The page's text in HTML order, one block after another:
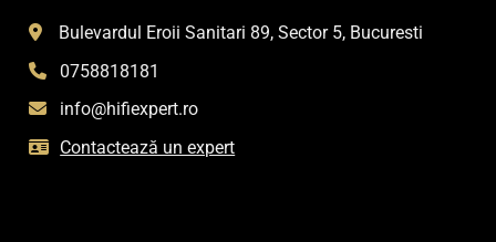
Bulevardul Eroii Sanitari 89, Sector 5, Bucuresti
0758818181
info@hifiexpert.ro
Contactează un expert